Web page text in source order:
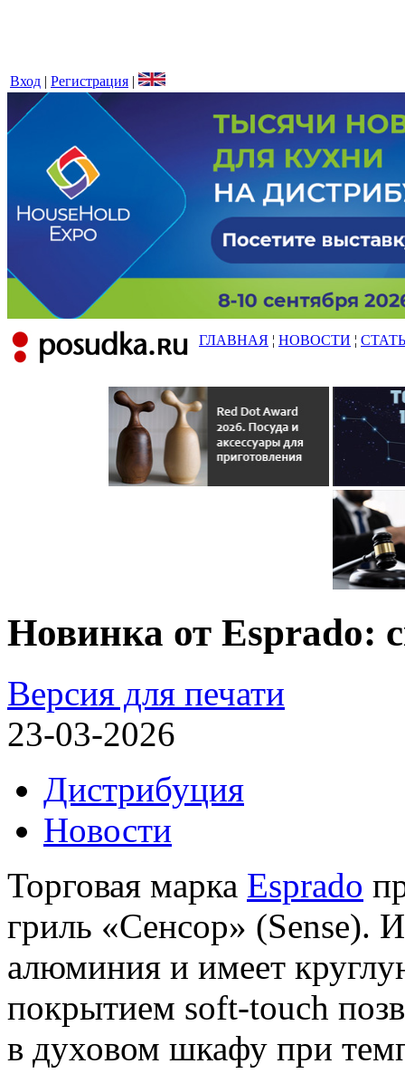
Вход | Регистрация |
ГЛАВНАЯ ¦ НОВОСТИ ¦
Новинка от Esprado:
Версия для печати
23-03-2026
Дистрибуция
Новости
Торговая марка Esprado
гриль «Сенсор» (Sense).
алюминия и имеет
покрытием soft-touch
в духовом шкафу при